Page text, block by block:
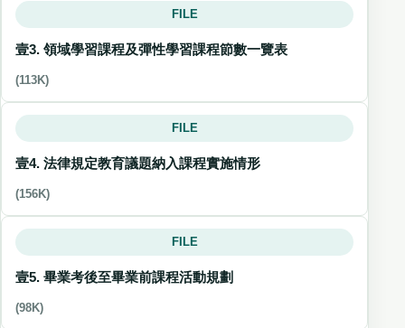
FILE
壹3. 領域學習課程及彈性學習課程節數一覽表
(113K)
FILE
壹4. 法律規定教育議題納入課程實施情形
(156K)
FILE
壹5. 畢業考後至畢業前課程活動規劃
(98K)